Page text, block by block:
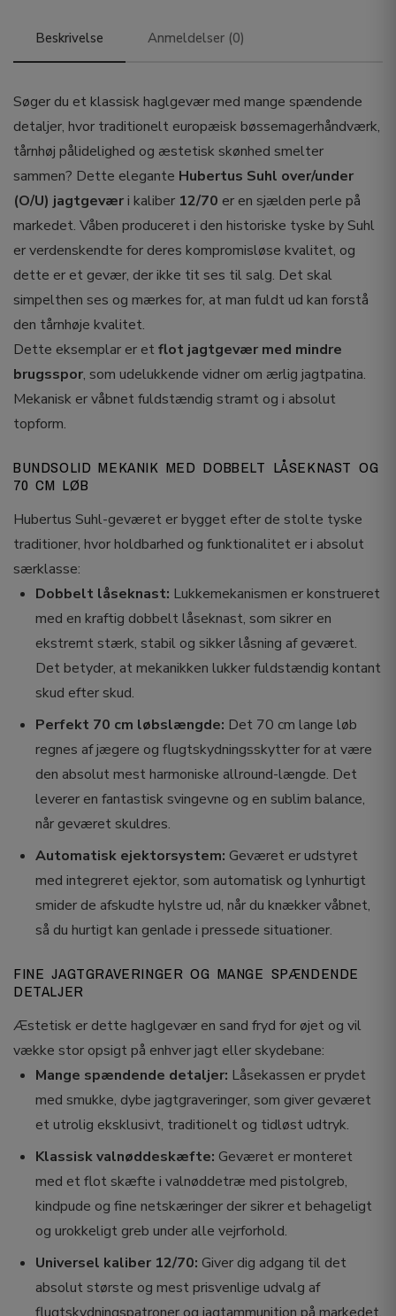
Beskrivelse Anmeldelser (0)
Søger du et klassisk haglgevær med mange spændende
detaljer, hvor traditionelt europæisk bøssemagerhåndværk,
tårnhøj pålidelighed og æstetisk skønhed smelter
sammen? Dette elegante Hubertus Suhl over/under
(O/U) jagtgeværi kaliber 12/70 er en sjælden perle på
markedet. Våben produceret i den historiske tyske by Suhl
er verdenskendte for deres kompromisløse kvalitet, og
dette er et gevær, der ikke tit ses til salg. Det skal
simpelthen ses og mærkes for, at man fuldt ud kan forstå
den tårnhøje kvalitet.
Dette eksemplar er etflot jagtgevær med mindre
brugsspor, som udelukkende vidner om ærlig jagtpatina.
Mekanisk er våbnet fuldstændig stramt og i absolut
topform.
BUNDSOLID MEKANIK MED DOBBELT LÅSEKNAST OG
70 CM LØB
Hubertus Suhl-geværet er bygget efter de stolte tyske
traditioner, hvor holdbarhed og funktionalitet er i absolut
særklasse:
Dobbelt låseknast: Lukkemekanismen er konstrueret
med en kraftig dobbelt låseknast, som sikrer en
ekstremt stærk, stabil og sikker låsning af geværet.
Det betyder, at mekanikken lukker fuldstændig kontant
skud efter skud.
Perfekt 70 cm løbslængde: Det 70 cm lange løb
regnes af jægere og flugtskydningsskytter for at være
den absolut mest harmoniske allround-længde. Det
leverer en fantastisk svingevne og en sublim balance,
når geværet skuldres.
Automatisk ejektorsystem: Geværet er udstyret
med integreret ejektor, som automatisk og lynhurtigt
smider de afskudte hylstre ud, når du knækker våbnet,
så du hurtigt kan genlade i pressede situationer.
FINE JAGTGRAVERINGER OG MANGE SPÆNDENDE
DETALJER
Æstetisk er dette haglgevær en sand fryd for øjet og vil
vække stor opsigt på enhver jagt eller skydebane:
Mange spændende detaljer: Låsekassen er prydet
med smukke, dybe jagtgraveringer, som giver geværet
et utrolig eksklusivt, traditionelt og tidløst udtryk.
Klassisk valnøddeskæfte: Geværet er monteret
med et flot skæfte i valnøddetræ med pistolgreb,
kindpude og fine netskæringer der sikrer et behageligt
og urokkeligt greb under alle vejrforhold.
Universel kaliber 12/70: Giver dig adgang til det
absolut største og mest prisvenlige udvalg af